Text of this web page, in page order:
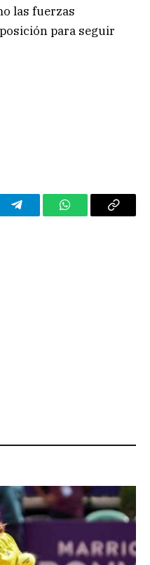
las fuerzas
para seguir
TelegramWhatsAppCopy